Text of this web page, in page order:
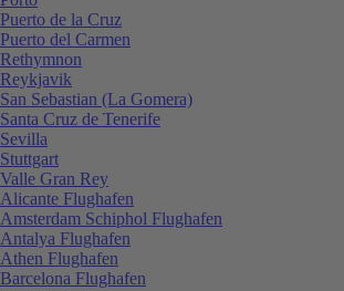
Puerto de la Cruz
Puerto del Carmen
Rethymnon
Reykjavik
San Sebastian (La Gomera)
Santa Cruz de Tenerife
Sevilla
Stuttgart
Valle Gran Rey
Alicante Flughafen
Amsterdam Schiphol Flughafen
Antalya Flughafen
Athen Flughafen
Barcelona Flughafen